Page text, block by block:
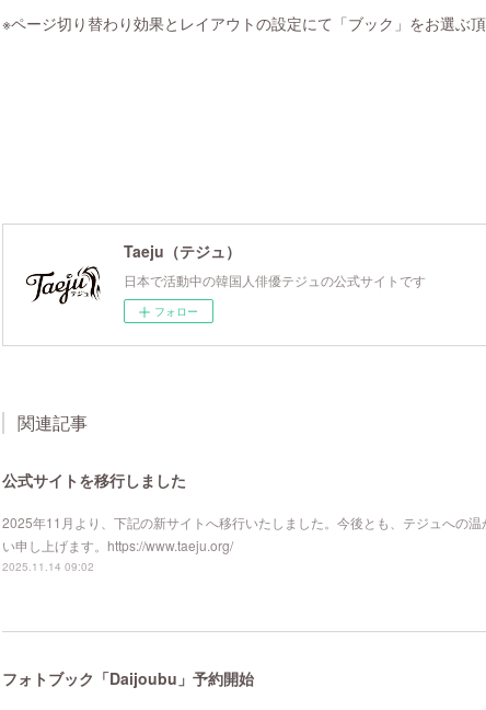
※ページ切り替わり効果とレイアウトの設定にて「ブック」をお選ぶ
Taeju（テジュ）
日本で活動中の韓国人俳優テジュの公式サイトです
フォロー
関連記事
公式サイトを移行しました
2025年11月より、下記の新サイトへ移行いたしました。今後とも、テジュへの
い申し上げます。https://www.taeju.org/
2025.11.14 09:02
フォトブック「Daijoubu」予約開始